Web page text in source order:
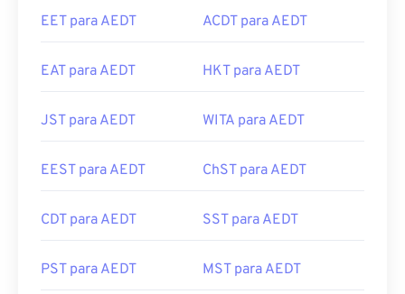
EET para AEDT ACDT para AEDT
EAT para AEDT HKT para AEDT
JST para AEDT WITA para AEDT
EEST para AEDT ChST para AEDT
CDT para AEDT SST para AEDT
PST para AEDT MST para AEDT